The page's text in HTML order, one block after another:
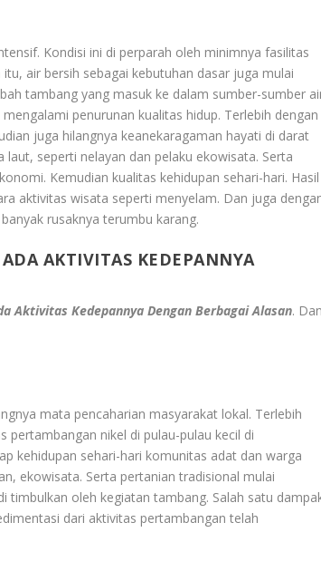
Kondisi ini di perparah oleh minimnya fasilitas
air bersih sebagai kebutuhan dasar juga mulai
tambang yang masuk ke dalam sumber-sumber
penurunan kualitas hidup. Terlebih dengan
juga hilangnya keanekaragaman hayati di darat
seperti nelayan dan pelaku ekowisata. Serta
Kemudian kualitas kehidupan sehari-hari. Hasil
aktivitas wisata seperti menyelam. Dan juga
rusaknya terumbu karang.
AKTIVITAS KEDEPANNYA
Aktivitas Kedepannya Dengan Berbagai Alasan.
mata pencaharian masyarakat lokal. Terlebih
pertambangan nikel di pulau-pulau kecil di
kehidupan sehari-hari komunitas adat dan warga
ekowisata. Serta pertanian tradisional mulai
timbulkan oleh kegiatan tambang. Salah satu
dari aktivitas pertambangan telah